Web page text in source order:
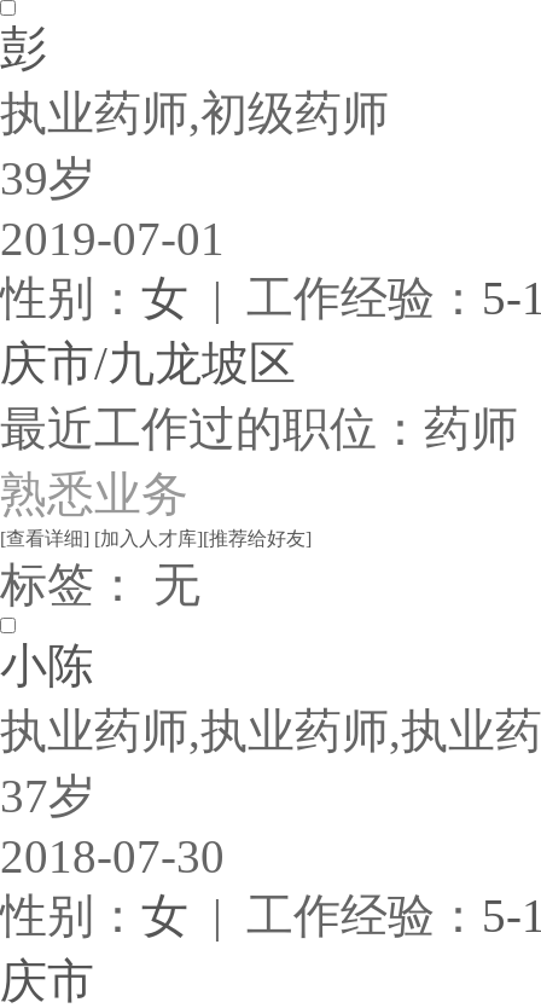
彭
执业药师,初级药师
39岁
2019-07-01
性别： 女 | 工作经验： 5-
庆市/九龙坡区
最近工作过的职位：药师
熟悉业务
[查看详细] [加入人才库][推荐给好友]
标签： 无
小陈
执业药师,执业药师,执业
37岁
2018-07-30
性别： 女 | 工作经验： 5-
庆市